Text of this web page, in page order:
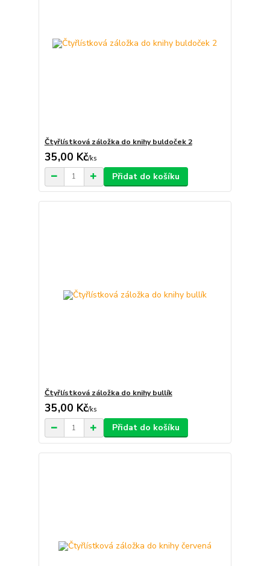
Čtyřlístková záložka do knihy buldoček 2
35,00 Kč/ks
Přidat do košíku
Čtyřlístková záložka do knihy bullík
35,00 Kč/ks
Přidat do košíku